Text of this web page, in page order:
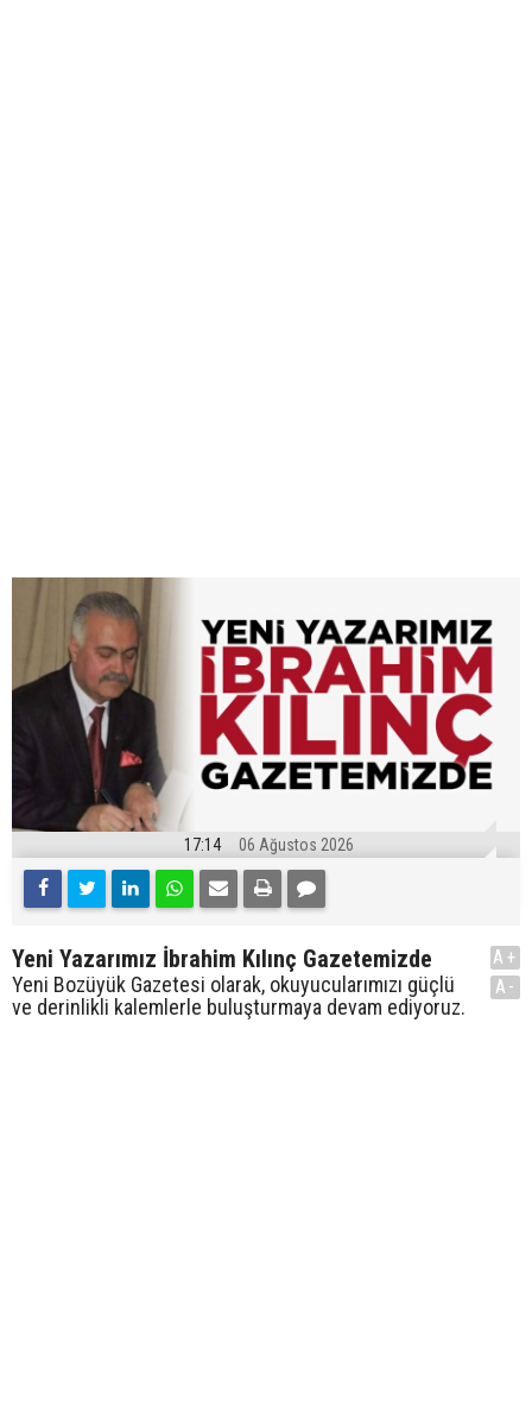
17:14 06 Ağustos 2026
Yeni Yazarımız İbrahim Kılınç Gazetemizde
Yeni Bozüyük Gazetesi olarak, okuyucularımızı güçlü
ve derinlikli kalemlerle buluşturmaya devam ediyoruz.
A+
A-